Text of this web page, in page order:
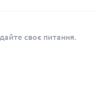
своє питання.